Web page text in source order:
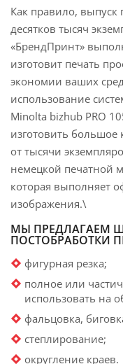
Как правило, выпуск
десятков тысяч
«БрендПринт»
изготовит печать
экономии ваших
использование
Minolta bizhub PRO
изготовить большое
от тысячи
немецкой печатной
которая выполняет
изображения.\
МЫ ПРЕДЛАГАЕМ
ПОСТОБРАБОТКИ
фигурная резка;
полное или
использовать на
фальцовка,
степлирование;
округление краев.